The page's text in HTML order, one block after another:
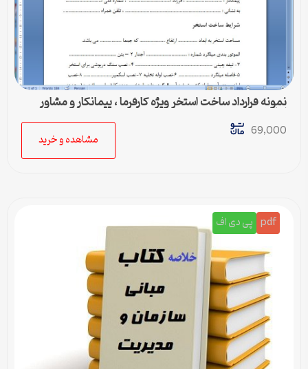
نمونه قرارداد ساخت استخر ویژه کارفرما ، پیمانکار و مشاور
املاک
69,000
مشاهده و خرید
pdf پی دی اف